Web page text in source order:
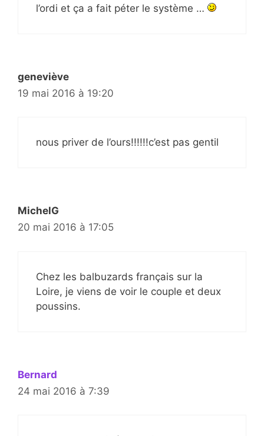
l’ordi et ça a fait péter le système …
geneviève
19 mai 2016 à 19:20
nous priver de l’ours!!!!!!c’est pas gentil
MichelG
20 mai 2016 à 17:05
Chez les balbuzards français sur la
Loire, je viens de voir le couple et deux
poussins.
Bernard
24 mai 2016 à 7:39